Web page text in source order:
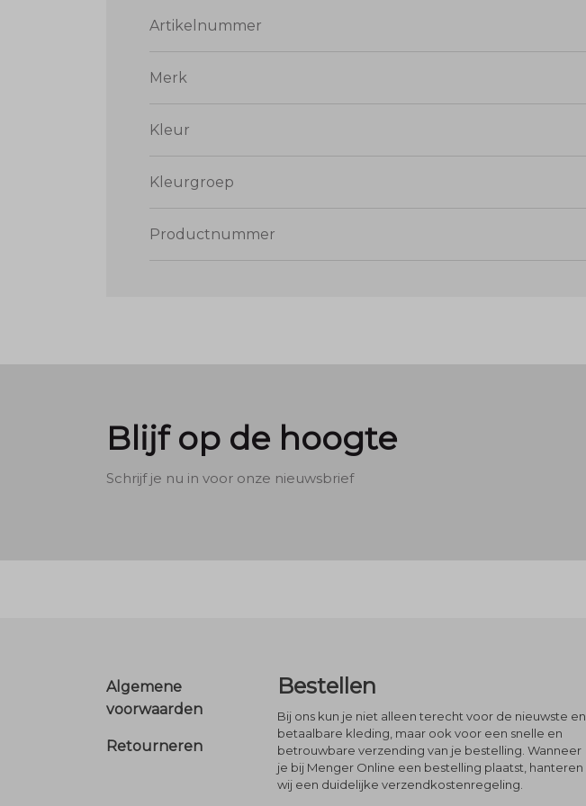
Artikelnummer
Merk
Kleur
Kleurgroep
Productnummer
Blijf op de hoogte
Schrijf je nu in voor onze nieuwsbrief
Footer
Algemene
voorwaarden
Retourneren
Bestellen
Bij ons kun je niet alleen terecht voor de nieuwste en
betaalbare kleding, maar ook voor een snelle en
betrouwbare verzending van je bestelling. Wanneer
je bij Menger Online een bestelling plaatst, hanteren
wij een duidelijke verzendkostenregeling.